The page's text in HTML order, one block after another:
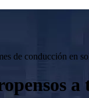
de conducción en